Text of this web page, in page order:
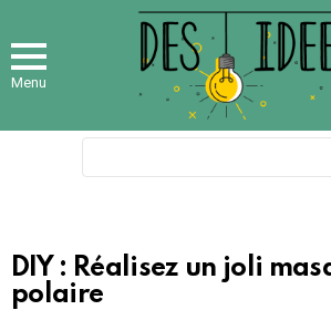
Menu
DIY : Réalisez un joli
polaire